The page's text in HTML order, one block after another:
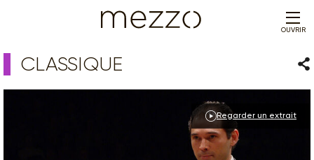
OUVRIR
CLASSIQUE
Regarder un extrait